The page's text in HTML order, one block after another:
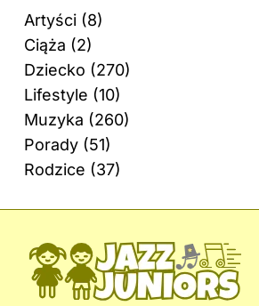
Artyści (8)
Ciąża (2)
Dziecko (270)
Lifestyle (10)
Muzyka (260)
Porady (51)
Rodzice (37)